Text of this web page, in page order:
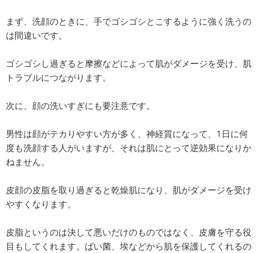
まず、洗顔のときに、手でゴシゴシとこするように強く洗うの
は間違いです。
ゴシゴシし過ぎると摩擦などによって肌がダメージを受け、肌
トラブルにつながります。
次に、顔の洗いすぎにも要注意です。
男性は顔がテカりやすい方が多く、神経質になって、1日に何
度も洗顔する人がいますが、それは肌にとって逆効果になりか
ねません。
皮顔の皮脂を取り過ぎると乾燥肌になり、肌がダメージを受け
やすくなります。
皮脂というのは決して悪いだけのものではなく、皮膚を守る役
目もしてくれます。ばい菌、埃などから肌を保護してくれるの